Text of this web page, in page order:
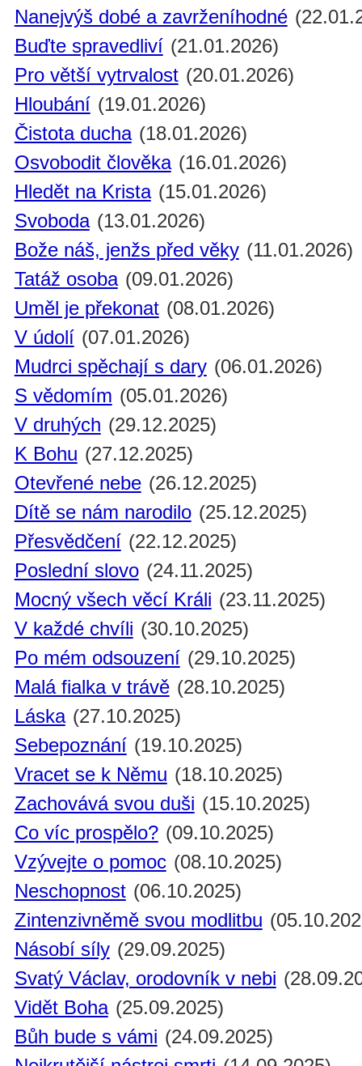
Nanejvýš dobé a zavrženíhodné
Buďte spravedliví (21.01.2026)
Pro větší vytrvalost (20.01.2026)
Hloubání (19.01.2026)
Čistota ducha (18.01.2026)
Osvobodit člověka (16.01.2026)
Hledět na Krista (15.01.2026)
Svoboda (13.01.2026)
Bože náš, jenžs před věky (11.01.2026)
Tatáž osoba (09.01.2026)
Uměl je překonat (08.01.2026)
V údolí (07.01.2026)
Mudrci spěchají s dary (06.01.2026)
S vědomím (05.01.2026)
V druhých (29.12.2025)
K Bohu (27.12.2025)
Otevřené nebe (26.12.2025)
Dítě se nám narodilo (25.12.2025)
Přesvědčení (22.12.2025)
Poslední slovo (24.11.2025)
Mocný všech věcí Králi (23.11.2025)
V každé chvíli (30.10.2025)
Po mém odsouzení (29.10.2025)
Malá fialka v trávě (28.10.2025)
Láska (27.10.2025)
Sebepoznání (19.10.2025)
Vracet se k Němu (18.10.2025)
Zachovává svou duši (15.10.2025)
Co víc prospělo? (09.10.2025)
Vzývejte o pomoc (08.10.2025)
Neschopnost (06.10.2025)
Zintenzivněmě svou modlitbu
Násobí síly (29.09.2025)
Svatý Václav, orodovník v nebi
Vidět Boha (25.09.2025)
Bůh bude s vámi (24.09.2025)